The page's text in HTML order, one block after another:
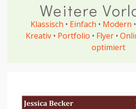
Weitere
Klassisch • Einfach • Modern •
Kreativ • Portfolio • Flyer •
optimiert